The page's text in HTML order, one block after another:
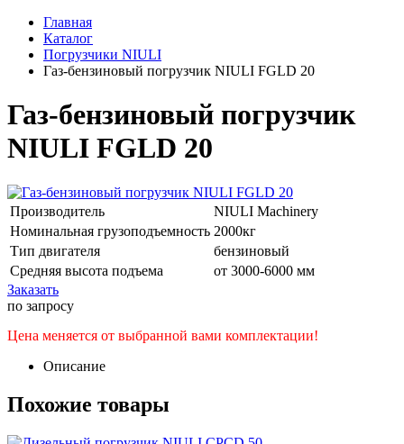
Главная
Каталог
Погрузчики NIULI
Газ-бензиновый погрузчик NIULI FGLD 20
Газ-бензиновый погрузчик
NIULI FGLD 20
Производитель
NIULI Machinery
Номинальная грузоподъемность 2000кг
Тип двигателя
бензиновый
Средняя высота подъема
от 3000-6000 мм
Заказать
по запросу
Цена меняется от выбранной вами комплектации!
Описание
Похожие товары